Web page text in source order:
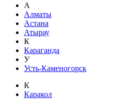
А
Алматы
Астана
Атырау
К
Караганда
У
Усть-Каменогорск
К
Каракол